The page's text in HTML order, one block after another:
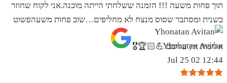
תוך פחות משעה !!! הזמנה ששלחתי הייתה מוכנה.אני לקוח שחוזר
בשנית ומסתבר שסוס מנצח לא מחליפים…שוב פחות משעהפשוט
אליפות אין עליכם 💪🏻🏆🎖
Yhonatan Avitan
12:44 02 Jul 25